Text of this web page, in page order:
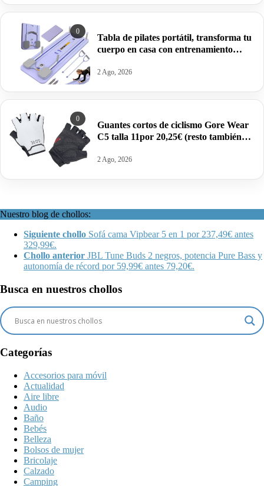
0
Tabla de pilates portátil, transforma tu
cuerpo en casa con entrenamiento
2 Ago, 2026
0
Guantes cortos de ciclismo Gore Wear
C5 talla 11por 20,25€ (resto también
2 Ago, 2026
Nuestro blog de chollos:
Siguiente chollo Sofá cama Vipbear 5 en 1 por 237,49€ antes
329,99€.
Chollo anterior JBL Tune Buds 2 negros, potencia Pure Bass y
autonomía de récord por 59,99€ antes 79,20€.
Busca en nuestros chollos
Categorías
Accesorios para móvil
Actualidad
Aire libre
Audio
Baño
Bebés
Belleza
Bolsos de mujer
Bricolaje
Calzado
Camping